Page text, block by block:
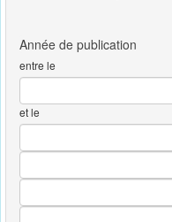
entre le
et le